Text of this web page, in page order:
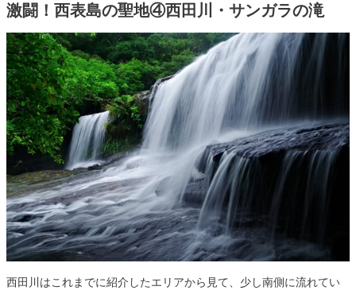
激闘！西表島の聖地④西田川・サンガラの滝
西田川はこれまでに紹介したエリアから見て、少し南側に流れてい